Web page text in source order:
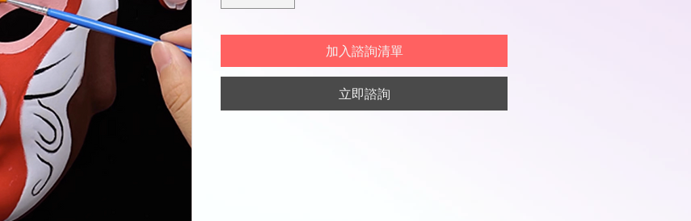
加入諮詢清單
立即諮詢